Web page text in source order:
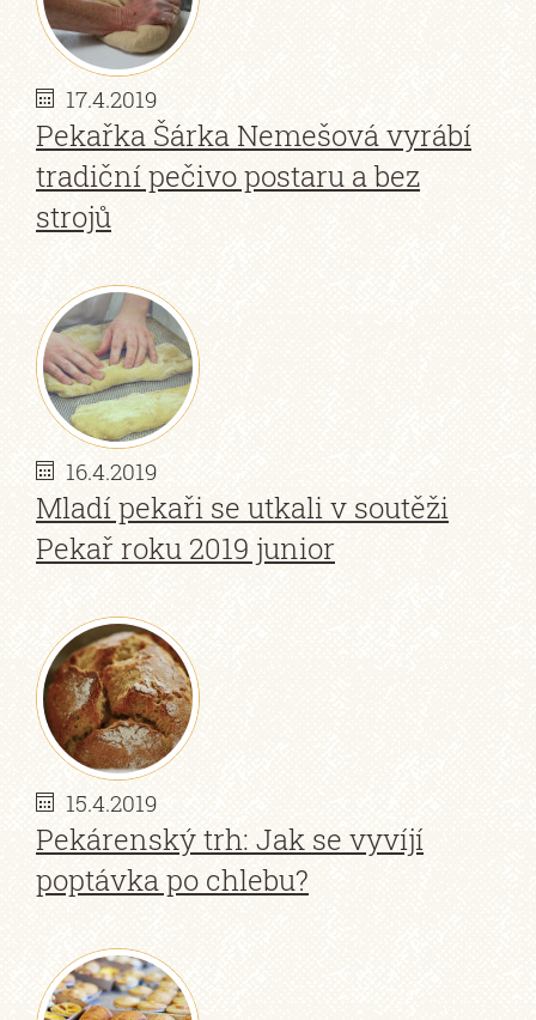
17.4.2019
Pekařka Šárka Nemešová vyrábí
tradiční pečivo postaru a bez
strojů
16.4.2019
Mladí pekaři se utkali v soutěži
Pekař roku 2019 junior
15.4.2019
Pekárenský trh: Jak se vyvíjí
poptávka po chlebu?